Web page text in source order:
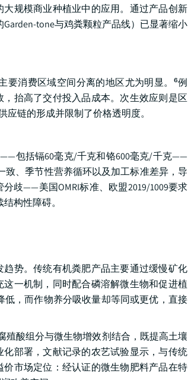
规模商业种植业中的应用。通过产品创新
tone与鸡粪颗粒产品线）已显著缩小
要消费区域空间分离的地区尤为明显。⁶例
抬高了交付投入品成本。次生效应则是区
链的形成并限制了价格透明度。
——包括镉60毫克/千克和铬600毫克/千克——
、季节性营养循环以及加工标准差异，导
歧——美国OMRI标准、欧盟2019/1009要求
构性障碍。
势。传统有机粪肥产品主要通过缓慢矿化
一机制，同时配合磷溶解微生物和促进植
低，而作物养分吸收量却等同或更优，直接
殖酸组分与微生物增效剂结合，既提高土壤
部署，文献记录的农艺试验显示，与传统
市场定位：经认证的微生物肥料产品在特